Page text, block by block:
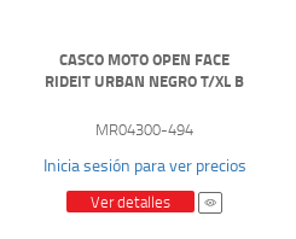
CASCO MOTO OPEN FACE
RIDEIT URBAN NEGRO T/XL B
MR04300-494
Inicia sesión para ver precios
Ver detalles